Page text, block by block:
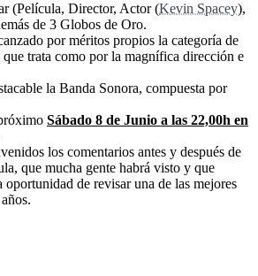
(Película, Director, Actor (Kevin Spacey),
de 3 Globos de Oro.
por méritos propios la categoría de
trata como por la magnífica dirección e
la Banda Sonora, compuesta por
Sábado 8 de Junio a las 22,00h en
los comentarios antes y después de
que mucha gente habrá visto y que
de revisar una de las mejores